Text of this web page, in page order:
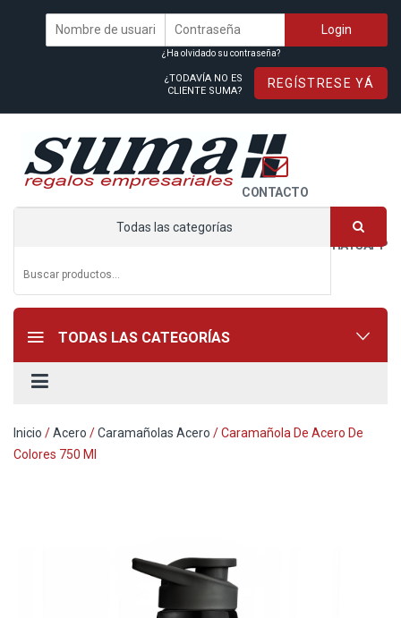
¿Ha olvidado su contraseña?
¿TODAVÍA NO ES
CLIENTE SUMA?
REGÍSTRESE YÁ
WHATSAPP
CONTACTO
Todas las categorías
TODAS LAS CATEGORÍAS
Inicio /Acero /Caramañolas Acero / Caramañola De Acero De
Colores 750 Ml